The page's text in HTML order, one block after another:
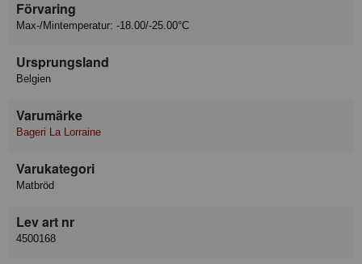
Förvaring
Max-/Mintemperatur: -18.00/-25.00°C
Ursprungsland
Belgien
Varumärke
Bageri La Lorraine
Varukategori
Matbröd
Lev art nr
4500168